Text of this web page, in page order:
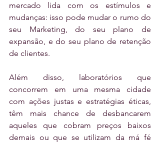
mercado lida com os estímulos e
mudanças: isso pode mudar o rumo do
seu Marketing, do seu plano de
expansão, e do seu plano de retenção
de clientes.
Além disso, laboratórios que
concorrem em uma mesma cidade
com ações justas e estratégias éticas,
têm mais chance de desbancarem
aqueles que cobram preços baixos
demais ou que se utilizam da má fé